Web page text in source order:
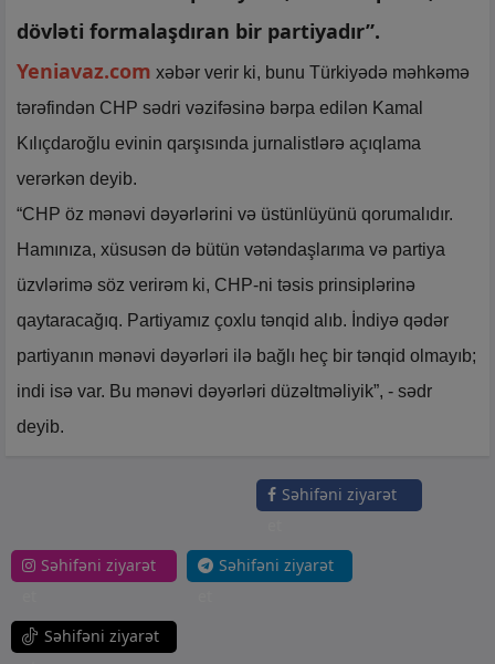
dövləti formalaşdıran bir partiyadır”.
Yeniavaz.com xəbər verir ki, bunu Türkiyədə məhkəmə
tərəfindən CHP sədri vəzifəsinə bərpa edilən Kamal
Kılıçdaroğlu evinin qarşısında jurnalistlərə açıqlama
verərkən deyib.
“CHP öz mənəvi dəyərlərini və üstünlüyünü qorumalıdır.
Hamınıza, xüsusən də bütün vətəndaşlarıma və partiya
üzvlərimə söz verirəm ki, CHP-ni təsis prinsiplərinə
qaytaracağıq. Partiyamız çoxlu tənqid alıb. İndiyə qədər
partiyanın mənəvi dəyərləri ilə bağlı heç bir tənqid olmayıb;
indi isə var. Bu mənəvi dəyərləri düzəltməliyik”, - sədr
deyib.
Səhifəni ziyarət
Səhifəni ziyarət
Səhifəni ziyarət
Səhifəni ziyarət